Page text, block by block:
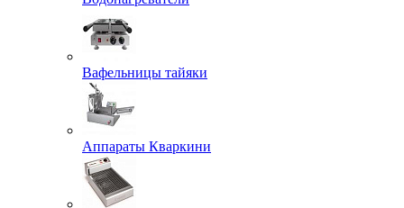
Вафельницы тайяки
Аппараты Кваркини